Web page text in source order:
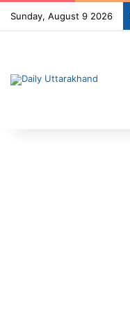
Sunday, August 9 2026